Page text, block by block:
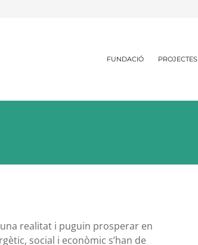
FUNDACIÓ PROJECTES
realitat i puguin prosperar en
social i econòmic s’han de